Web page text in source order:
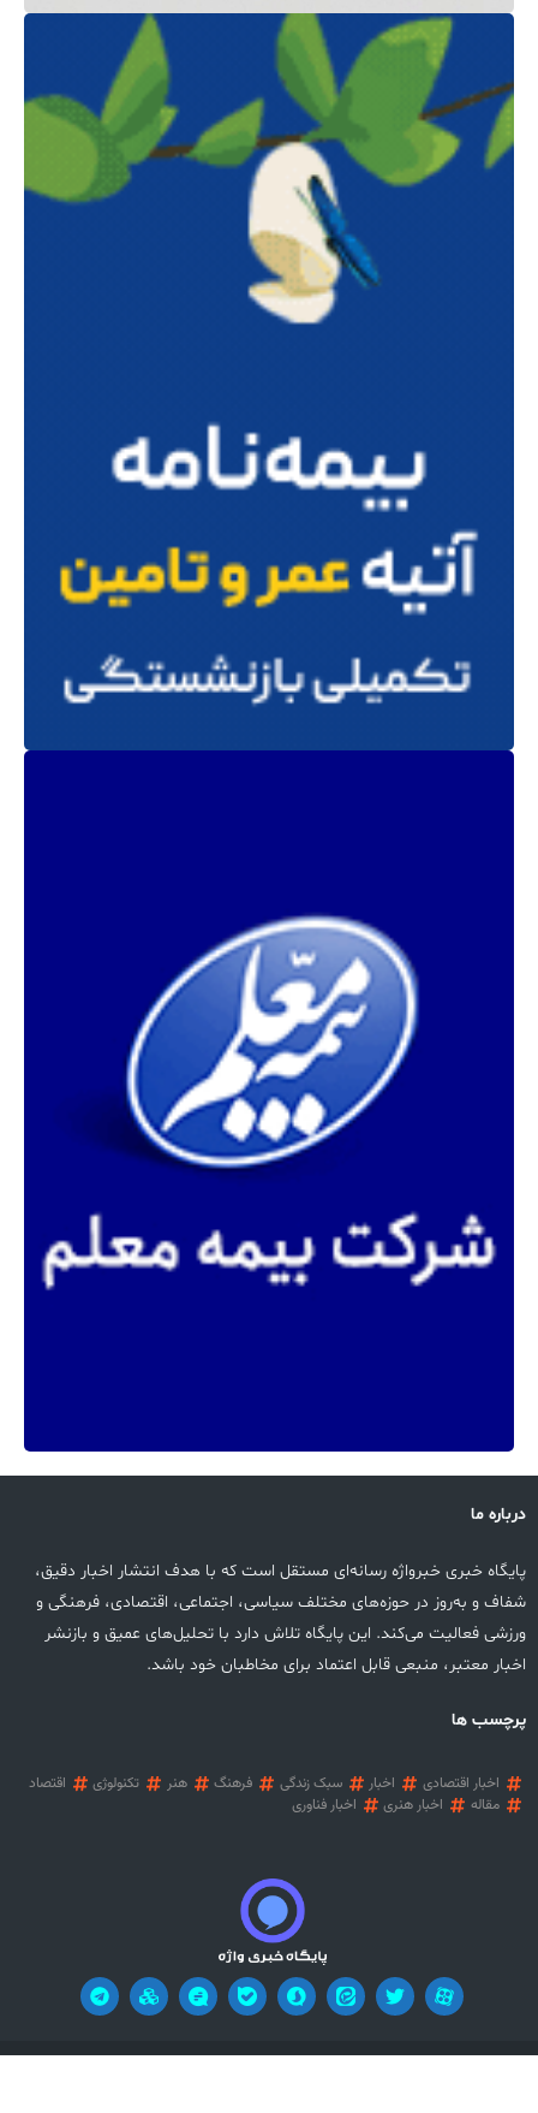
درباره ما
پایگاه خبری خبرواژه رسانه‌ای مستقل است که با هدف انتشار اخبار دقیق،
شفاف و به‌روز در حوزه‌های مختلف سیاسی، اجتماعی، اقتصادی، فرهنگی و
ورزشی فعالیت می‌کند. این پایگاه تلاش دارد با تحلیل‌های عمیق و بازنشر
اخبار معتبر، منبعی قابل اعتماد برای مخاطبان خود باشد.
پرچسب ها
اخبار اقتصادی اخبار سبک زندگی فرهنگ هنر تکنولوژی
اقتصاد
مقاله
اخبار هنری اخبار فناوری